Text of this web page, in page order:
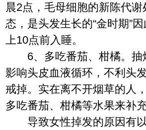
晨2点，毛母细胞的新陈代谢
态，是头发生长的“金时期”
上10点前入睡。
6、多吃番茄、柑橘。抽
影响头皮血液循环，不利头
戒掉。实在离不开烟草的人
多吃番茄、柑橘等水果来补
导致女性掉发的原因有以